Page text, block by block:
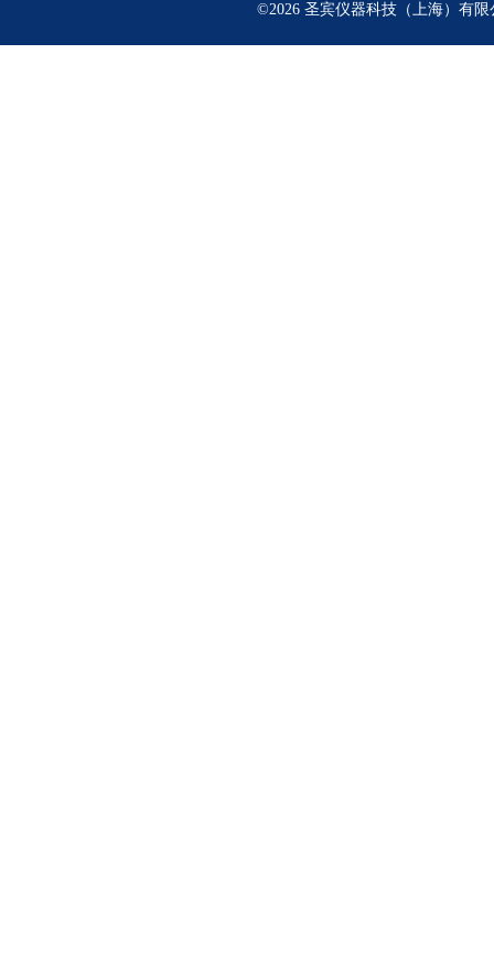
©2026 圣宾仪器科技（上海）有